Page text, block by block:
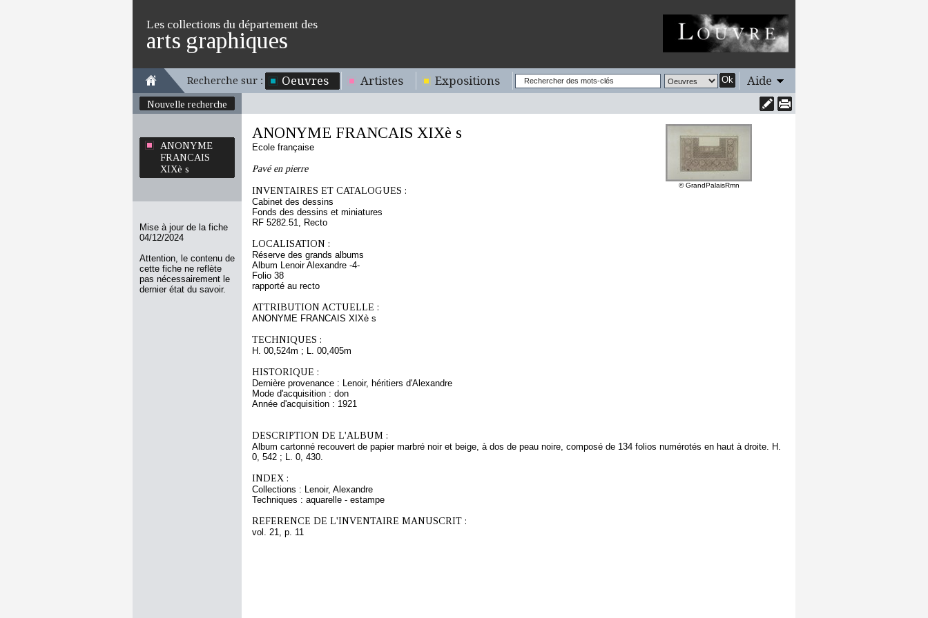
Les collections du département des
arts graphiques
Recherche sur : Oeuvres Artistes Expositions Ok Aide
Nouvelle recherche
ANONYME
FRANCAIS
XIXè s
Mise à jour de la fiche
04/12/2024
Attention, le contenu de
cette fiche ne reflète
pas nécessairement le
dernier état du savoir.
© GrandPalaisRmn
ANONYME FRANCAIS XIXè s
Ecole française
Pavé en pierre
INVENTAIRES ET CATALOGUES :
Cabinet des dessins
Fonds des dessins et miniatures
RF 5282.51, Recto
LOCALISATION :
Réserve des grands albums
Album Lenoir Alexandre -4-
Folio 38
rapporté au recto
ATTRIBUTION ACTUELLE :
ANONYME FRANCAIS XIXè s
TECHNIQUES :
H. 00,524m ; L. 00,405m
HISTORIQUE :
Dernière provenance : Lenoir, héritiers d'Alexandre
Mode d'acquisition : don
Année d'acquisition : 1921
DESCRIPTION DE L'ALBUM :
Album cartonné recouvert de papier marbré noir et beige, à dos de peau noire, composé de 134 folios numérotés en haut à droite. H.
0, 542 ; L. 0, 430.
INDEX :
Collections : Lenoir, Alexandre
Techniques : aquarelle - estampe
REFERENCE DE L'INVENTAIRE MANUSCRIT :
vol. 21, p. 11